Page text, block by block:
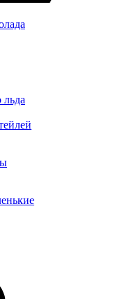
льда